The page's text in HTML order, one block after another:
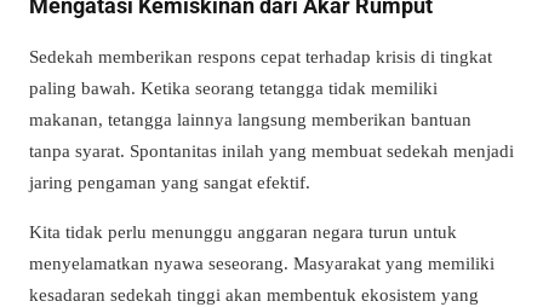
Mengatasi Kemiskinan dari Akar Rumput
Sedekah memberikan respons cepat terhadap krisis di tingkat
paling bawah. Ketika seorang tetangga tidak memiliki
makanan, tetangga lainnya langsung memberikan bantuan
tanpa syarat. Spontanitas inilah yang membuat sedekah menjadi
jaring pengaman yang sangat efektif.
Kita tidak perlu menunggu anggaran negara turun untuk
menyelamatkan nyawa seseorang. Masyarakat yang memiliki
kesadaran sedekah tinggi akan membentuk ekosistem yang